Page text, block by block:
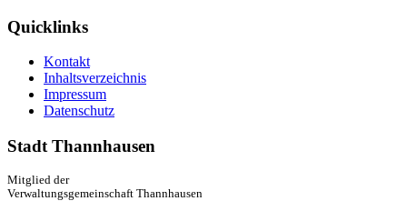
Quicklinks
Kontakt
Inhaltsverzeichnis
Impressum
Datenschutz
Stadt Thannhausen
Mitglied der
Verwaltungsgemeinschaft Thannhausen